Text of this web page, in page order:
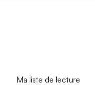
Ma liste de lecture